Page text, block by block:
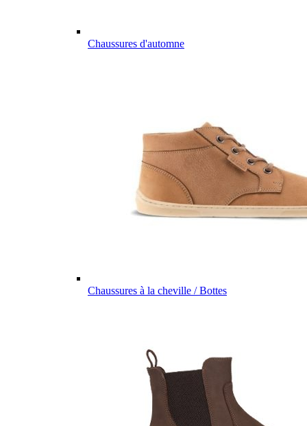
Chaussures d'automne
Chaussures à la cheville / Bottes